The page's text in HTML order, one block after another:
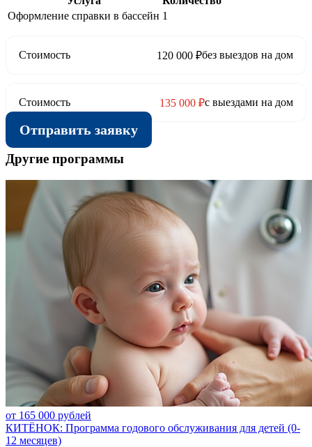
Оформление справки в бассейн 1
Стоимость 120 000 ₽без выездов на дом
Стоимость 135 000 ₽с выездами на дом
Отправить заявку
Другие программы
от 165 000 рублей
КИТЁНОК: Программа годового обслуживания для детей (0-
12 месяцев)